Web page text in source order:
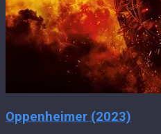
Oppenheimer (2023)